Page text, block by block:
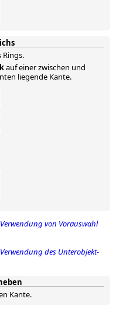
Rings.
auf einer zwischen und
liegende Kante.
von Vorauswahl
des Unterobjekt-
Kante.